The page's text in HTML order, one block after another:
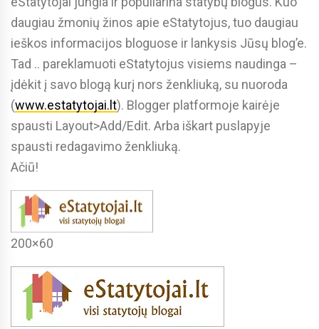
daugiau žmonių žinos apie eStatytojus, tuo daugiau
ieškos informacijos bloguose ir lankysis Jūsų blog’e.
Tad .. pareklamuoti eStatytojus visiems naudinga –
įdėkit į savo blogą kurį nors ženkliuką, su nuoroda
(www.estatytojai.lt). Blogger platformoje kairėje
spausti Layout>Add/Edit. Arba iškart puslapyje
spausti redagavimo ženkliuką.
Ačiū!
200×60